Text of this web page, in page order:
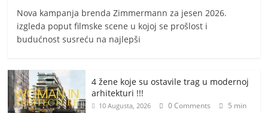
Nova kampanja brenda Zimmermann za jesen 2026.
izgleda poput filmske scene u kojoj se prošlost i
budućnost susreću na najlepši
4 žene koje su ostavile trag u modernoj
arhitekturi !!!
10 Augusta, 2026 0 Comments
5 min